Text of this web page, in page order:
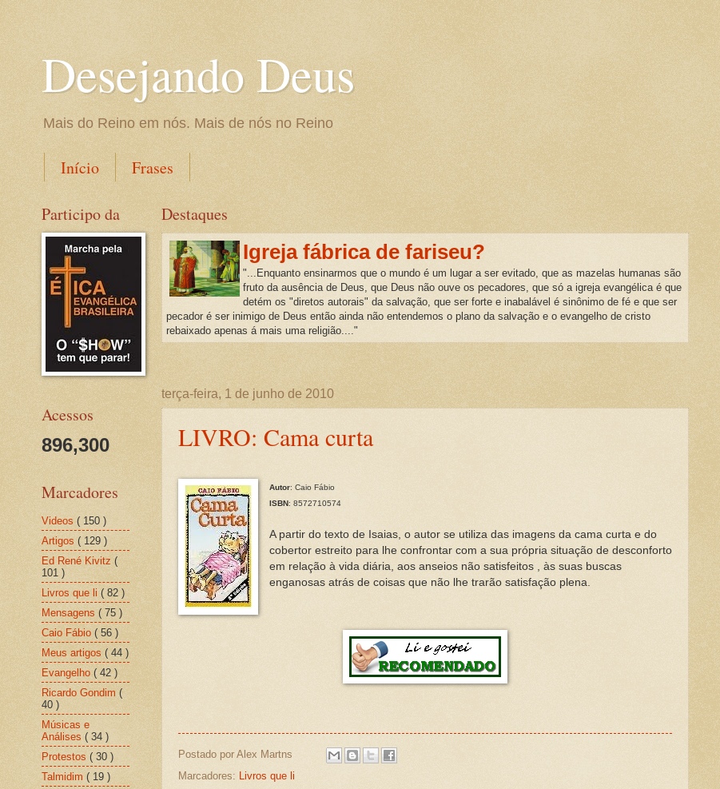
Desejando Deus
Mais do Reino em nós. Mais de nós no Reino
Início Frases
Destaques
Igreja fábrica de fariseu?
"...Enquanto ensinarmos que o mundo é um lugar a ser evitado, que as mazelas humanas são
fruto da ausência de Deus, que Deus não ouve os pecadores, que só a igreja evangélica é que
detém os "diretos autorais" da salvação, que ser forte e inabalável é sinônimo de fé e que ser
pecador é ser inimigo de Deus então ainda não entendemos o plano da salvação e o evangelho de cristo
rebaixado apenas á mais uma religião...."
terça-feira, 1 de junho de 2010
LIVRO: Cama curta
Autor: Caio Fábio
ISBN: 8572710574
A partir do texto de Isaias, o autor se utiliza das imagens da cama curta e do
cobertor estreito para lhe confrontar com a sua própria situação de desconforto
em relação à vida diária, aos anseios não satisfeitos , às suas buscas
enganosas atrás de coisas que não lhe trarão satisfação plena.
Postado por Alex Martns
Marcadores:
Livros que li
Participo da
Acessos
896,300
Marcadores
Videos ( 150 )
Artigos ( 129 )
Ed René Kivitz (
101 )
Livros que li ( 82 )
Mensagens ( 75 )
Caio Fábio ( 56 )
Meus artigos ( 44 )
Evangelho ( 42 )
Ricardo Gondim (
40 )
Músicas e
Análises ( 34 )
Protestos ( 30 )
Talmidim ( 19 )